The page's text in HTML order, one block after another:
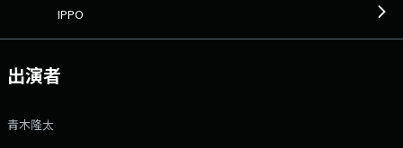
ージ：http://www.at-s.com/sbsradio/program/ippo/ 番組公式 X：
s.com/apps/entryform/entry/form/148665
IPPO
出演者
青木隆太